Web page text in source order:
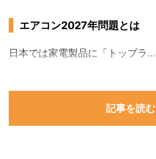
エアコン2027年問題とは
日本では家電製品に「トップラ...
記事を読む